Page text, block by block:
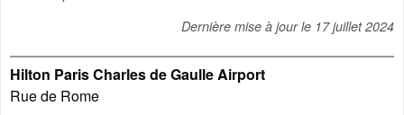
Dernière mise à jour le 17 juillet 2024
Hilton Paris Charles de Gaulle Airport
Rue de Rome